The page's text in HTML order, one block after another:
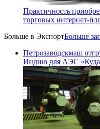
Практичность
торговых интернет-
Больше в ЭкспортБольше
Петрозаводскмаш
Индию для АЭС